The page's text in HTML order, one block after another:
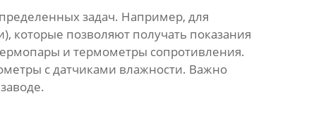
задач. Например, для
которые позволяют получать показания
и термометры сопротивления.
с датчиками влажности. Важно